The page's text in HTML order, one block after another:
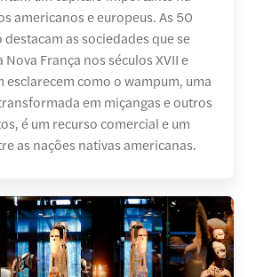
americanos e europeus. As 50
destacam as sociedades que se
França nos séculos XVII e
esclarecem como o wampum, uma
em miçangas e outros
é um recurso comercial e um
as nações nativas americanas.